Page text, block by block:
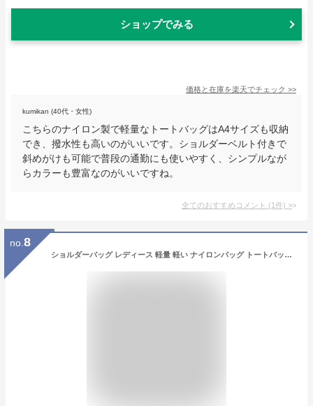
ショップでみる
価格と在庫を楽天でチェック >>
kumikan (40代・女性)
こちらのナイロン製で軽量なトートバッグはA4サイズも収納
でき、撥水性も高いのがいいです。ショルダーベルト付きで
斜めがけも可能で普段の通勤にも使いやすく、シンプルなが
らカラーも豊富なのがいいですね。
全てのおすすめコメント (1件) >
no. 8
ショルダーバッグ レディース 軽量 軽い ナイロンバッグ トートバッグ マザーズバッグ レディース 通勤 通学 サブバッグ 肩掛け 斜め掛け シンプル 収納力 ポケット豊富